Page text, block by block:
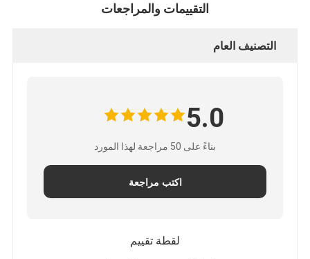
التقييمات والمراجعات
التصنيف العام
5.0
بناءً على 50 مراجعة لهذا المورد
اكتب مراجعة
لقطة تقييم